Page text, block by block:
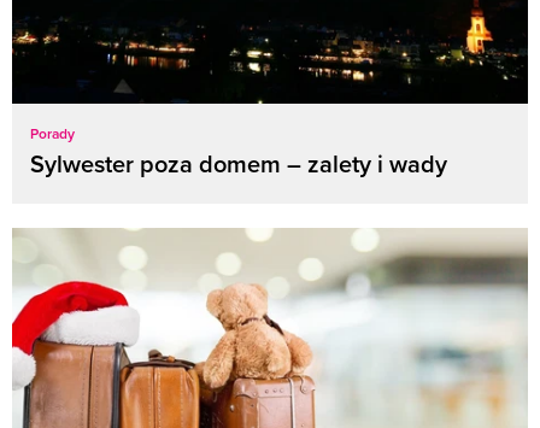
Porady
Sylwester poza domem – zalety i wady